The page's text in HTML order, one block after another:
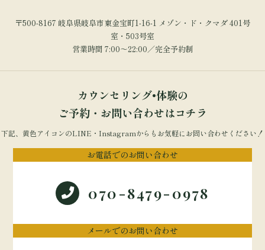
〒500-8167 岐阜県岐阜市東金宝町1-16-1 メゾン・ド・クマダ 401号
室・503号室
営業時間 7:00～22:00／完全予約制
カウンセリング•体験の
ご予約・お問い合わせはコチラ
下記、黄色アイコンのLINE・Instagramからもお気軽にお問い合わせください！
お電話でのお問い合わせ
070-8479-0978
メールでのお問い合わせ